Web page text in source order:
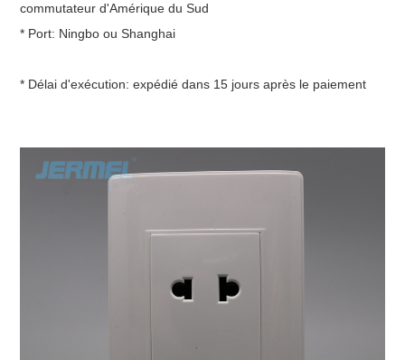
commutateur d'Amérique du Sud
* Port: Ningbo ou Shanghai
* Délai d'exécution: expédié dans 15 jours après le paiement